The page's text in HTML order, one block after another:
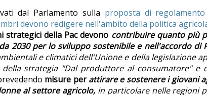
dal Parlamento sulla proposta di
devono redigere nell'ambito della politica
strategici della Pac devono contribuire quanto più
2030 per lo sviluppo sostenibile e nell'accordo di
e climatici dell'Unione e della legislazione
della strategia "Dal produttore al consumatore" e
misure perattirare e sostenere i giovani
al settore agricolo,in particolare nelle regioni